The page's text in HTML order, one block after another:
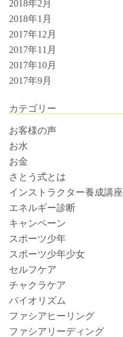
2018年2月
2018年1月
2017年12月
2017年11月
2017年10月
2017年9月
カテゴリー
お客様の声
お水
お金
さとう式とは
インストラクター養成講座
エネルギー診断
キャンペーン
スポーツ少年
スポーツ少年少女
セルフケア
チャクラケア
バイオリズム
ファシアヒーリング
ファシアリーディング